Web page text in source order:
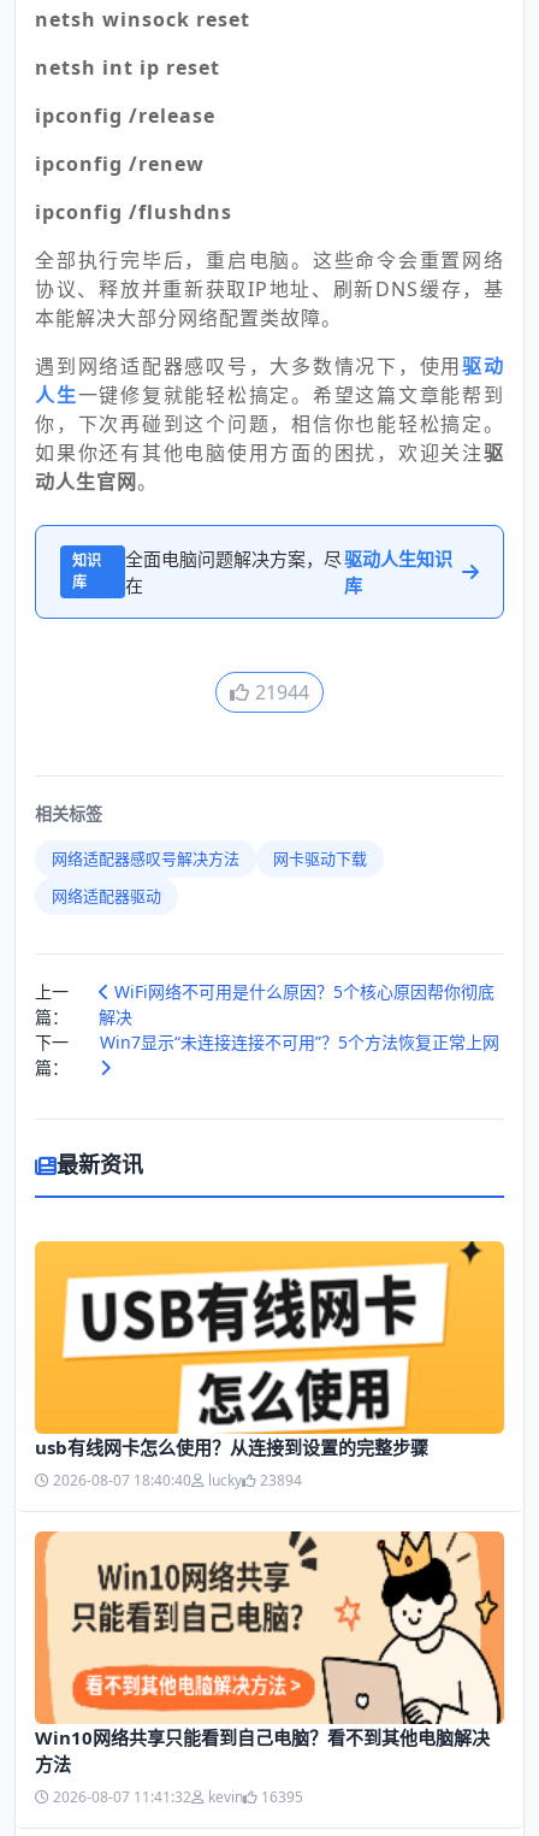
netsh winsock reset
netsh int ip reset
ipconfig /release
ipconfig /renew
ipconfig /flushdns
全部执行完毕后，重启电脑。这些命令会重置网络
协议、释放并重新获取IP地址、刷新DNS缓存，基
本能解决大部分网络配置类故障。
遇到网络适配器感叹号，大多数情况下，使用驱动
人生一键修复就能轻松搞定。希望这篇文章能帮到
你，下次再碰到这个问题，相信你也能轻松搞定。
如果你还有其他电脑使用方面的困扰，欢迎关注驱
动人生官网。
知识
库
全面电脑问题解决方案，尽
在
驱动人生知识
库
21944
相关标签
网络适配器感叹号解决方法
网卡驱动下载
网络适配器驱动
上一
篇：
WiFi网络不可用是什么原因？5个核心原因帮你彻底
解决
下一
篇：
Win7显示“未连接连接不可用”？5个方法恢复正常上网
最新资讯
usb有线网卡怎么使用？从连接到设置的完整步骤
2026-08-07 18:40:40 lucky 23894
Win10网络共享只能看到自己电脑？看不到其他电脑解决
方法
2026-08-07 11:41:32 kevin 16395